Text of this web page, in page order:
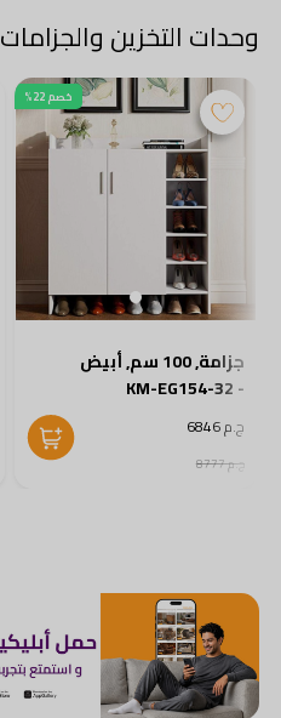
وحدات التخزين والجزامات
خصم 22%
جزامة, 100 سم, أبيض
- KM-EG154-32
ج.م 6846
ج.م 8777